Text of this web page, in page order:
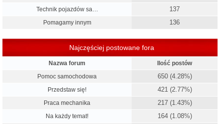
Technik pojazdów sa… 137
Pomagamy innym 136
Najczęściej postowane fora
Nazwa forum
Ilość postów
Pomoc samochodowa
650 (4.28%)
Przedstaw się! 421 (2.77%)
Praca mechanika 217 (1.43%)
Na każdy temat! 164 (1.08%)